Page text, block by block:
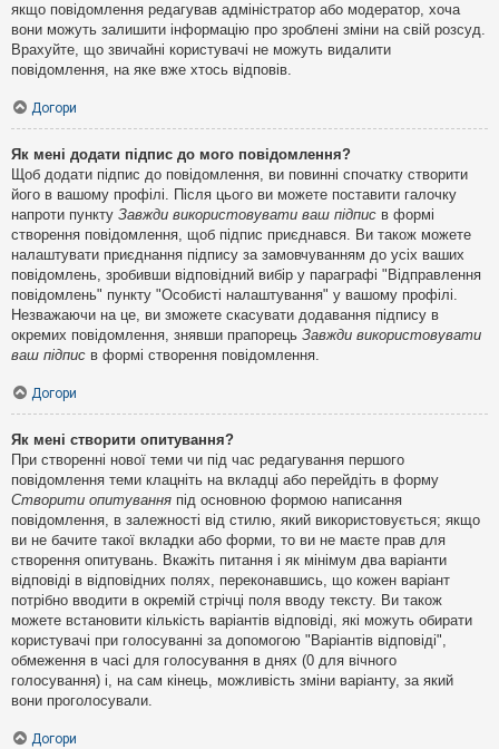
якщо повідомлення редагував адміністратор або модератор, хоча
вони можуть залишити інформацію про зроблені зміни на свій розсуд.
Врахуйте, що звичайні користувачі не можуть видалити
повідомлення, на яке вже хтось відповів.
Догори
Як мені додати підпис до мого повідомлення?
Щоб додати підпис до повідомлення, ви повинні спочатку створити
його в вашому профілі. Після цього ви можете поставити галочку
напроти пункту Завжди використовувати ваш підпис в формі
створення повідомлення, щоб підпис приєднався. Ви також можете
налаштувати приєднання підпису за замовчуванням до усіх ваших
повідомлень, зробивши відповідний вибір у параграфі "Відправлення
повідомлень" пункту "Особисті налаштування" у вашому профілі.
Незважаючи на це, ви зможете скасувати додавання підпису в
окремих повідомлення, знявши прапорець Завжди використовувати
ваш підпис в формі створення повідомлення.
Догори
Як мені створити опитування?
При створенні нової теми чи під час редагування першого
повідомлення теми клацніть на вкладці або перейдіть в форму
Створити опитування під основною формою написання
повідомлення, в залежності від стилю, який використовується; якщо
ви не бачите такої вкладки або форми, то ви не маєте прав для
створення опитувань. Вкажіть питання і як мінімум два варіанти
відповіді в відповідних полях, переконавшись, що кожен варіант
потрібно вводити в окремій стрічці поля вводу тексту. Ви також
можете встановити кількість варіантів відповіді, які можуть обирати
користувачі при голосуванні за допомогою "Варіантів відповіді",
обмеження в часі для голосування в днях (0 для вічного
голосування) і, на сам кінець, можливість зміни варіанту, за який
вони проголосували.
Догори